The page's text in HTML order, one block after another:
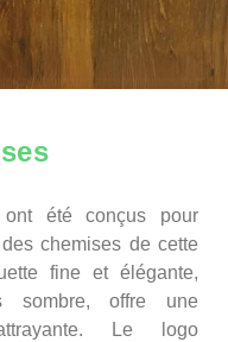
été conçus pour
chemises de cette
fine et élégante,
offre une
Le logo